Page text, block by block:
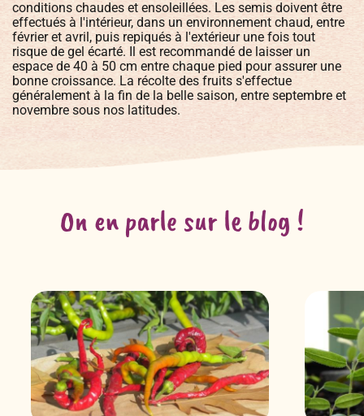
conditions chaudes et ensoleillées. Les semis doivent être
effectués à l'intérieur, dans un environnement chaud, entre
février et avril, puis repiqués à l'extérieur une fois tout
risque de gel écarté. Il est recommandé de laisser un
espace de 40 à 50 cm entre chaque pied pour assurer une
bonne croissance. La récolte des fruits s'effectue
généralement à la fin de la belle saison, entre septembre et
novembre sous nos latitudes.
On en parle sur le blog !